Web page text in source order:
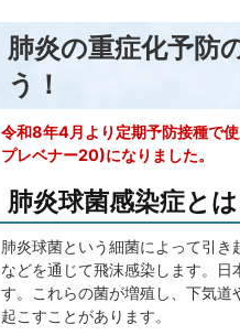
肺炎の重症化予防
う！
令和8年4月より定期予防接種で
プレベナー20)になりました。
肺炎球菌感染症とは
肺炎球菌という細菌によって引
などを通じて飛沫感染します。
す。これらの菌が増殖し、下気
起こすことがあります。